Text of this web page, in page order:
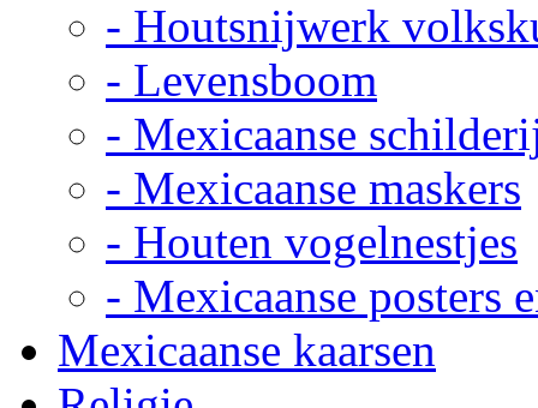
- Houtsnijwerk
- Levensboom
- Mexicaanse
- Mexicaanse maskers
- Houten vogelnestjes
- Mexicaanse posters
Mexicaanse kaarsen